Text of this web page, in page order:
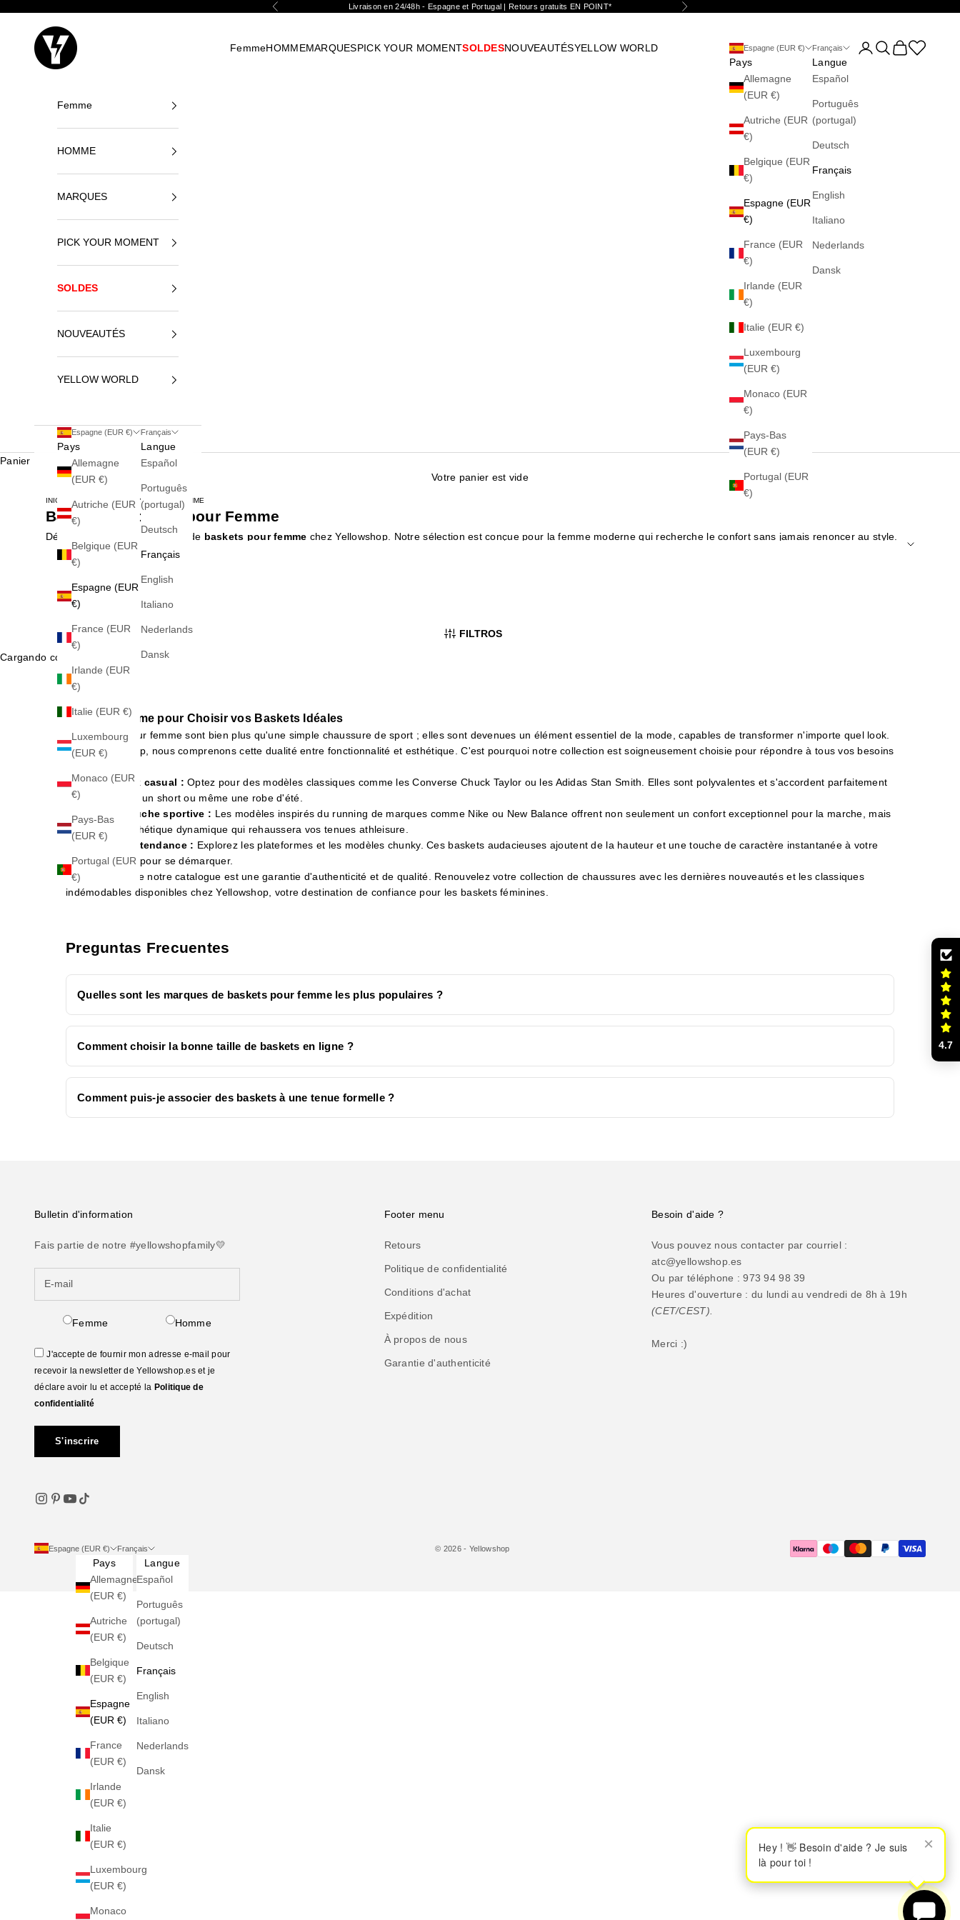
Précédent Livraison en 24/48h - Espagne et Portugal | Retours gratuits EN POINT* Suivant
Yellowshop
FemmeHOMMEMARQUESPICK YOUR MOMENTSOLDESNOUVEAUTÉSYELLOW WORLD Espagne (EUR €)
Pays
Allemagne
(EUR €)
Autriche (EUR
€)
Belgique (EUR
€)
Espagne (EUR
€)
France (EUR
€)
Irlande (EUR
€)
Italie (EUR €)
Luxembourg
(EUR €)
Monaco (EUR
€)
Pays-Bas
(EUR €)
Portugal (EUR
€)
Français
Langue
Español
Português
(portugal)
Deutsch
Français
English
Italiano
Nederlands
Dansk
Ouvrir le compte
Ouvrir la
Voir le panier
Abrir la
Femme
HOMME
MARQUES
PICK YOUR MOMENT
SOLDES
NOUVEAUTÉS
YELLOW WORLD
Espagne (EUR €)
Pays
Allemagne
(EUR €)
Autriche (EUR
€)
Belgique (EUR
€)
Espagne (EUR
€)
France (EUR
€)
Irlande (EUR
€)
Italie (EUR €)
Luxembourg
(EUR €)
Monaco (EUR
€)
Pays-Bas
(EUR €)
Portugal (EUR
€)
Français
Langue
Español
Português
(portugal)
Deutsch
Français
English
Italiano
Nederlands
Dansk
Panier
Votre panier est vide
INICIO BASKETS TENDANCE POUR FEMME
Baskets Tendance pour Femme
Découvrez la collection ultime de baskets pour femme chez Yellowshop. Notre sélection est conçue pour la femme moderne qui recherche le confort sans jamais renoncer au style.
Vous y trouverez tout, des classiques intemporels aux dernières nouveautés qui définissent les tendances de la saison.
Variété de styles :
Marques de premier plan :
Confort et qualité :Des chaussures conçues pour vous accompagner au quotidien avec un maximum de confort.
notre sélection et trouvez la paire qui vous définit.
FILTROS
Cargando contenido...
Le Guide Ultime pour Choisir vos Baskets Idéales
Les baskets pour femme sont bien plus qu'une simple chaussure de sport ; elles sont devenues un élément essentiel de la mode, capables de transformer n'importe quel look.
Chez Yellowshop, nous comprenons cette dualité entre fonctionnalité et esthétique. C'est pourquoi notre collection est soigneusement choisie pour répondre à tous vos besoins
Pour un look casual : Optez pour des modèles classiques comme les Converse Chuck Taylor ou les Adidas Stan Smith. Elles sont polyvalentes et s'accordent parfaitement
avec un jean, un short ou même une robe d'été.
Pour une touche sportive : Les modèles inspirés du running de marques comme Nike ou New Balance offrent non seulement un confort exceptionnel pour la marche, mais
aussi une esthétique dynamique qui rehaussera vos tenues athleisure.
Pour oser la tendance : Explorez les plateformes et les modèles chunky. Ces baskets audacieuses ajoutent de la hauteur et une touche de caractère instantanée à votre
style, idéales pour se démarquer.
Chaque paire de notre catalogue est une garantie d'authenticité et de qualité. Renouvelez votre collection de chaussures avec les dernières nouveautés et les classiques
indémodables disponibles chez Yellowshop, votre destination de confiance pour les baskets féminines.
Preguntas Frecuentes
Quelles sont les marques de baskets pour femme les plus populaires ?
Comment choisir la bonne taille de baskets en ligne ?
Comment puis-je associer des baskets à une tenue formelle ?
Bulletin d'information
Fais partie de notre #yellowshopfamily💛
Femme Homme
J'accepte de fournir mon adresse e-mail pour
recevoir la newsletter de Yellowshop.es et je
déclare avoir lu et accepté la Politique de
confidentialité
S'inscrire
Footer menu
Retours
Politique de confidentialité
Conditions d'achat
Expédition
À propos de nous
Garantie d'authenticité
Besoin d'aide ?
Vous pouvez nous contacter par courriel :
atc@yellowshop.es
Ou par téléphone : 973 94 98 39
Heures d'ouverture : du lundi au vendredi de 8h à 19h
(CET/CEST).
Merci :)
Espagne (EUR €)
Pays
Allemagne
(EUR €)
Autriche
(EUR €)
Belgique
(EUR €)
Espagne
(EUR €)
France
(EUR €)
Irlande
(EUR €)
Italie
(EUR €)
Luxembourg
(EUR €)
Monaco
Français
Langue
Español
Português
(portugal)
Deutsch
Français
English
Italiano
Nederlands
Dansk
© 2026 - Yellowshop
4.7
Hey ! 👋 Besoin d'aide ? Je suis
là pour toi !
×
Hey ! 👋 Besoin d'aide ? Je suis
là pour toi !
×